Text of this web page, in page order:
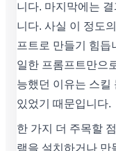
니다. 마지막에는
니다. 사실 이 정도
프트로 만들기 힘듭
일한 프롬프트만으
능했던 이유는 스킬
있었기 때문입니다.
한 가지 더 주목할
램을 설치하거나 만